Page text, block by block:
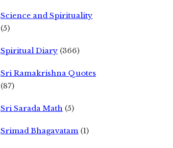
Science and Spirituality
(5)
Spiritual Diary (366)
Sri Ramakrishna Quotes
(87)
Sri Sarada Math (5)
Srimad Bhagavatam (1)